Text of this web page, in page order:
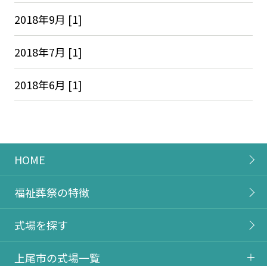
2018年9月 [1]
2018年7月 [1]
2018年6月 [1]
HOME
福祉葬祭の特徴
式場を探す
上尾市の式場一覧